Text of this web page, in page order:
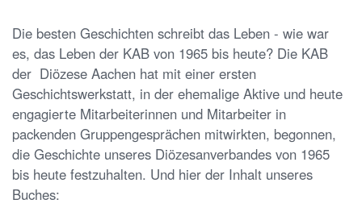
Die besten Geschichten schreibt das Leben - wie war
es, das Leben der KAB von 1965 bis heute? Die KAB
der Diözese Aachen hat mit einer ersten
Geschichtswerkstatt, in der ehemalige Aktive und heute
engagierte Mitarbeiterinnen und Mitarbeiter in
packenden Gruppengesprächen mitwirkten, begonnen,
die Geschichte unseres Diözesanverbandes von 1965
bis heute festzuhalten. Und hier der Inhalt unseres
Buches: